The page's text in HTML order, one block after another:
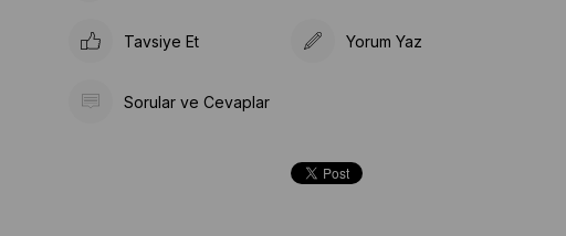
Tavsiye Et Yorum Yaz
Sorular ve Cevaplar